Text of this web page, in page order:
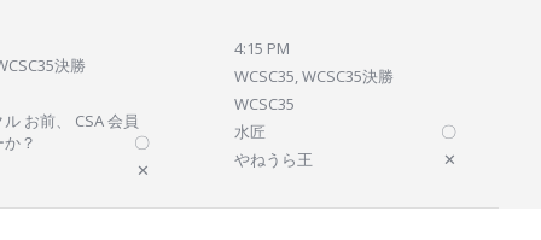
決勝
お前、 CSA 会員
？
〇
✕
4:15 PM
WCSC35, WCSC35決勝
WCSC35
水匠
〇
やねうら王
✕